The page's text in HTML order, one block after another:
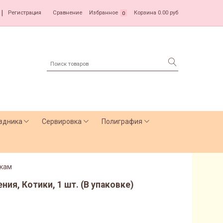
Регистрация Сравнение Избранное 0 Корзина 0.00 руб
Сервировка Полиграфия
Котики, 1 шт. (В упаковке)